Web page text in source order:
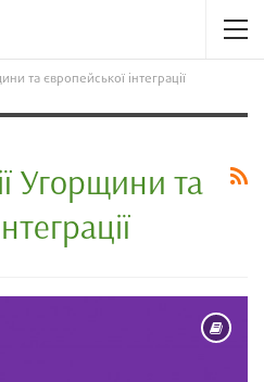
та європейської інтеграції
Угорщини та